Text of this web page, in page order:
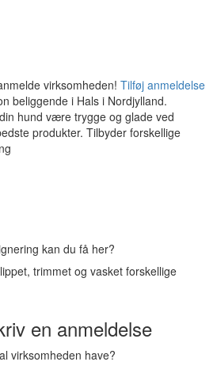
virksomheden! Tilføj anmeldelse
beliggende i Hals i Nordjylland.
hund være trygge og glade ved
produkter. Tilbyder forskellige
kan du få her?
trimmet og vasket forskellige
en anmeldelse
virksomheden have?